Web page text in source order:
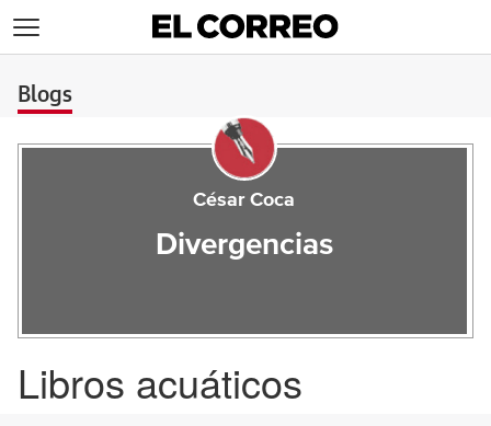
Blogs
César Coca
Divergencias
Libros acuáticos